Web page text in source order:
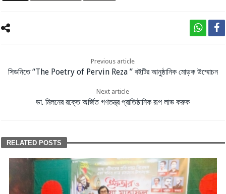
Previous article
সিডনিতে “The Poetry of Pervin Reza ” বইটির আনুষ্ঠানিক মোড়ক উম্মোচন
Next article
ডা. মিলনের রক্তে অর্জিত গণতন্ত্র প্রাতিষ্ঠানিক রূপ লাভ করুক
RELATED POSTS